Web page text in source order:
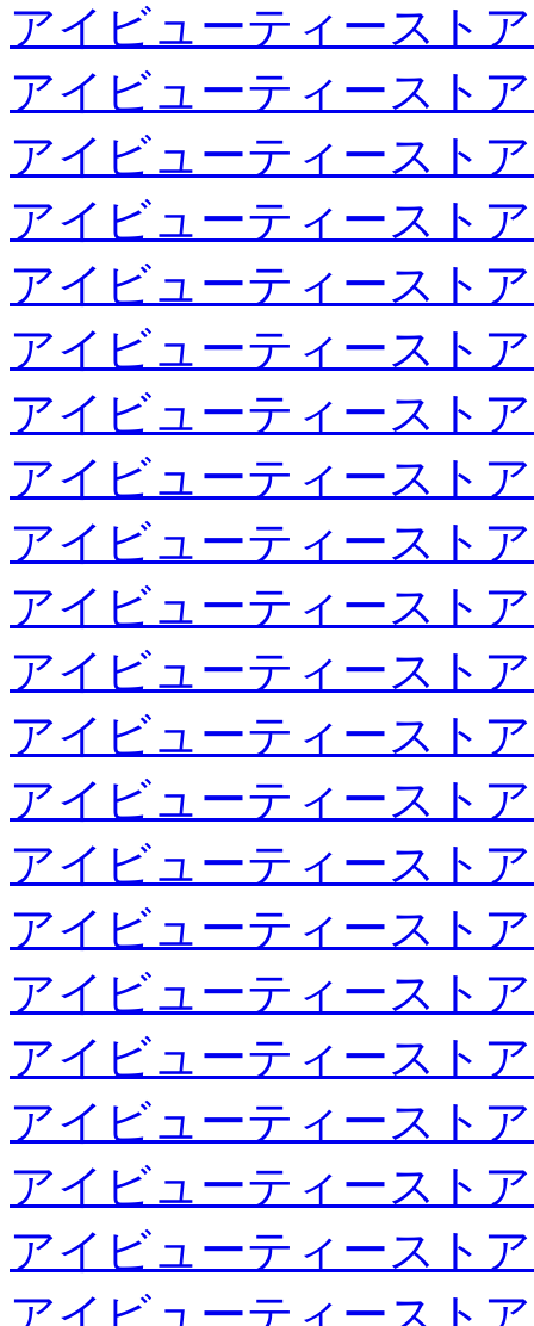
アイビューティースト
アイビューティースト
アイビューティースト
アイビューティースト
アイビューティースト
アイビューティースト
アイビューティースト
アイビューティースト
アイビューティースト
アイビューティースト
アイビューティースト
アイビューティースト
アイビューティースト
アイビューティースト
アイビューティースト
アイビューティースト
アイビューティースト
アイビューティースト
アイビューティースト
アイビューティースト
アイビューティースト